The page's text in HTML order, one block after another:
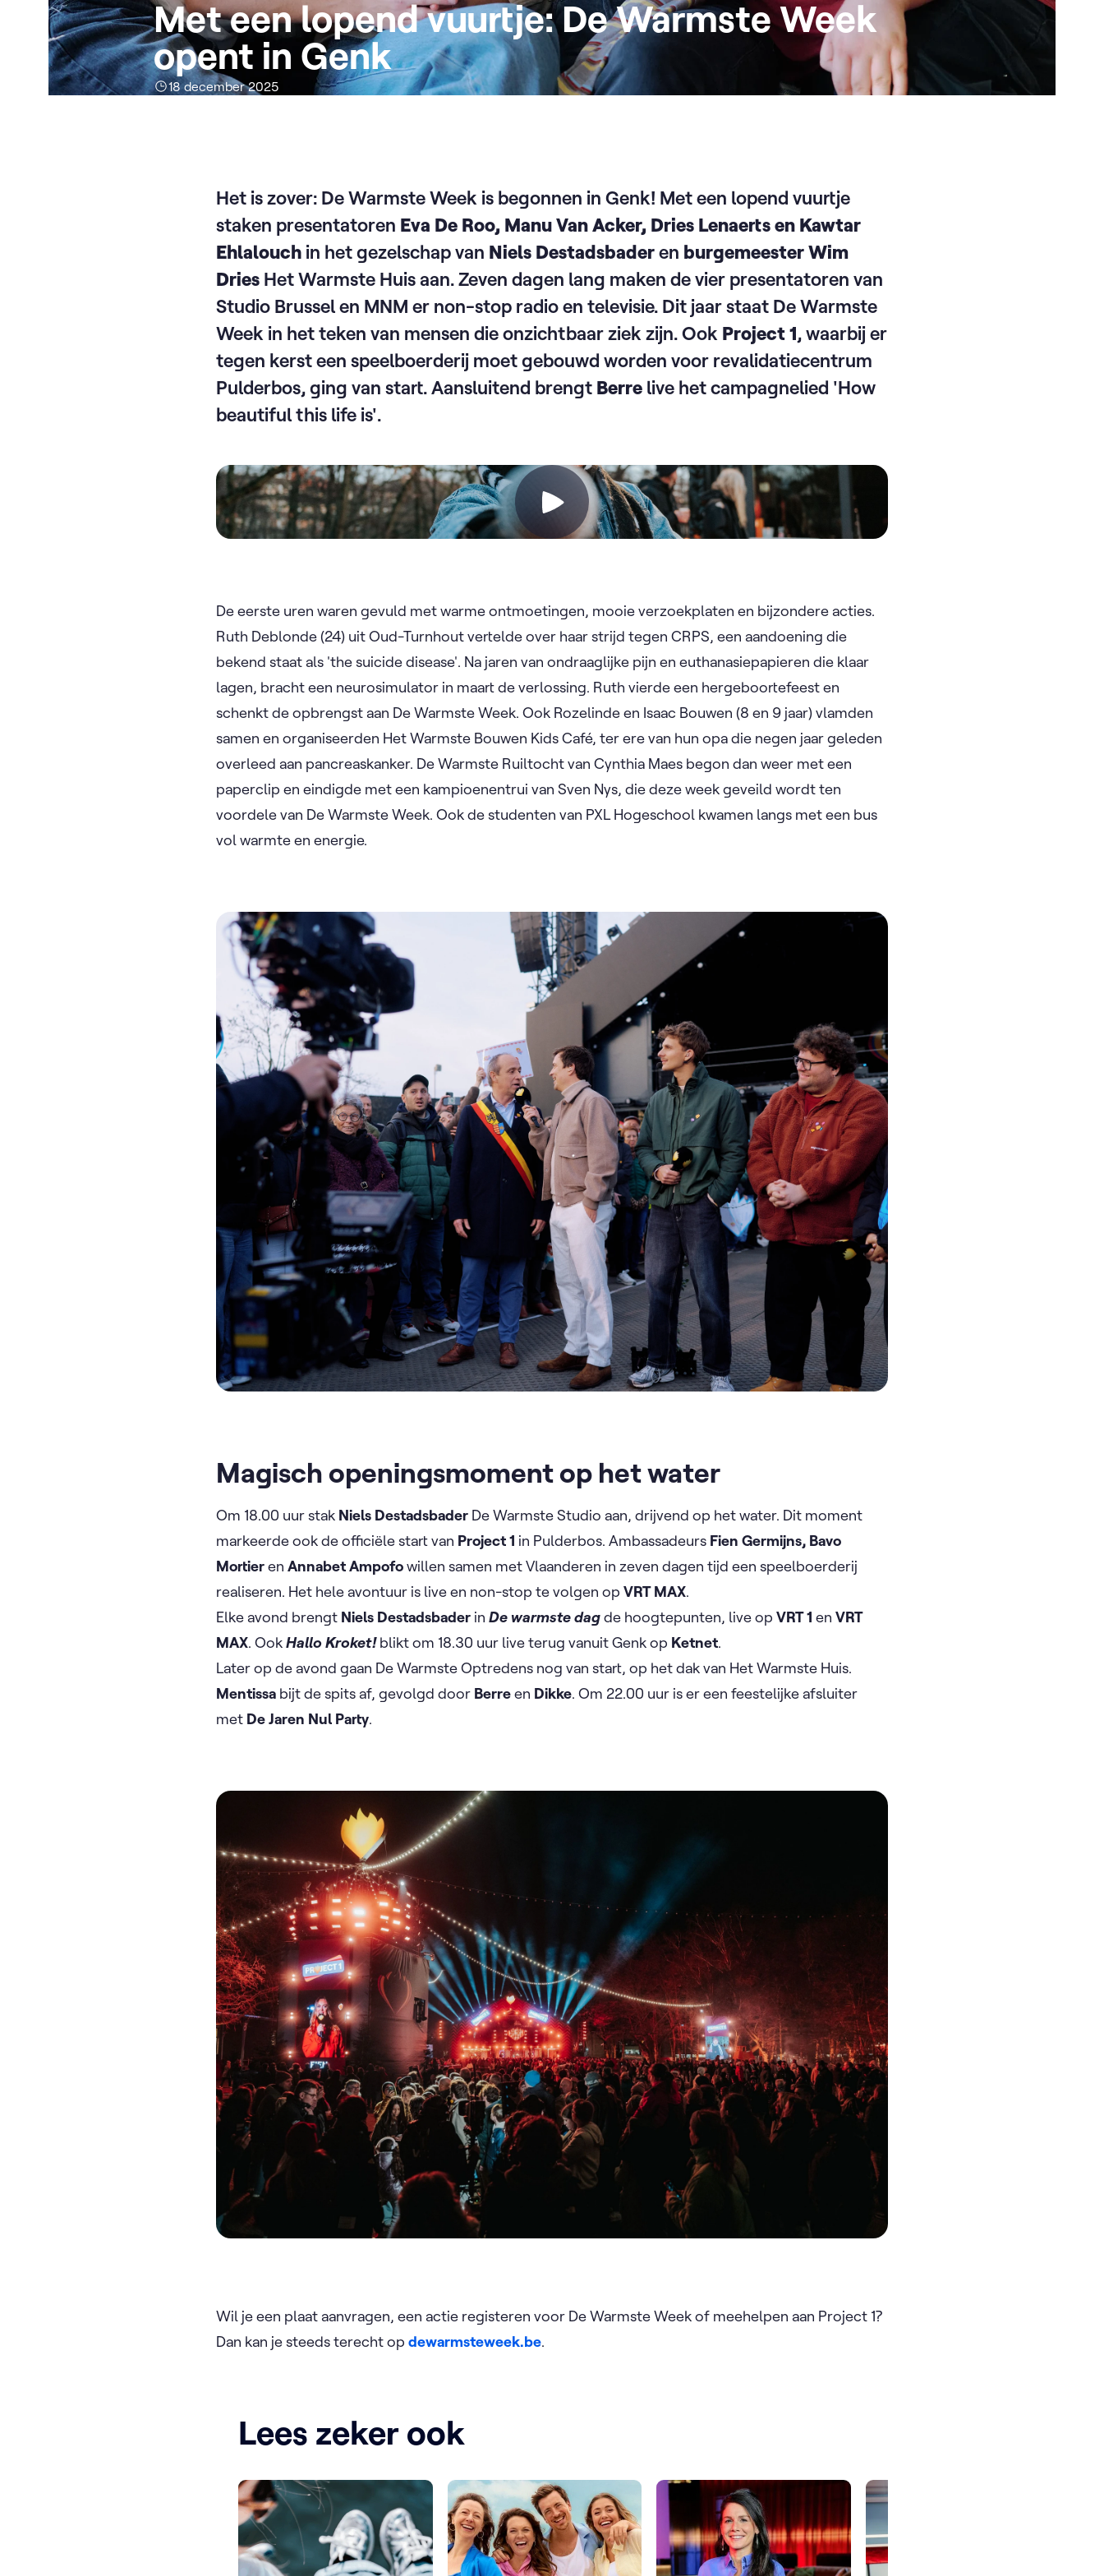
Met een lopend vuurtje: De Warmste Week
opent in Genk
18 december 2025
Het is zover: De Warmste Week is begonnen in Genk! Met een lopend vuurtje
staken presentatoren Eva De Roo, Manu Van Acker, Dries Lenaerts en Kawtar
Ehlalouch in het gezelschap van Niels Destadsbaderen burgemeester Wim
Dries Het Warmste Huis aan. Zeven dagen lang maken de vier presentatoren van
Studio Brussel en MNM er non-stop radio en televisie. Dit jaar staat De Warmste
Week in het teken van mensen die onzichtbaar ziek zijn. Ook Project 1, waarbij er
tegen kerst een speelboerderij moet gebouwd worden voor revalidatiecentrum
Pulderbos, ging van start. Aansluitend brengt Berre live het campagnelied 'How
beautiful this life is'.
Video
De eerste uren waren gevuld met warme ontmoetingen, mooie verzoekplaten en bijzondere acties.
Ruth Deblonde (24) uit Oud-Turnhout vertelde over haar strijd tegen CRPS, een aandoening die
bekend staat als 'the suicide disease'. Na jaren van ondraaglijke pijn en euthanasiepapieren die klaar
lagen, bracht een neurosimulator in maart de verlossing. Ruth vierde een hergeboortefeest en
schenkt de opbrengst aan De Warmste Week. Ook Rozelinde en Isaac Bouwen (8 en 9 jaar) vlamden
samen en organiseerden Het Warmste Bouwen Kids Café, ter ere van hun opa die negen jaar geleden
overleed aan pancreaskanker. De Warmste Ruiltocht van Cynthia Maes begon dan weer met een
paperclip en eindigde met een kampioenentrui van Sven Nys, die deze week geveild wordt ten
voordele van De Warmste Week. Ook de studenten van PXL Hogeschool kwamen langs met een bus
vol warmte en energie.
Magisch openingsmoment op het water
Om 18.00 uur stak Niels Destadsbader De Warmste Studio aan, drijvend op het water. Dit moment
markeerde ook de officiële start van Project 1 in Pulderbos. Ambassadeurs Fien Germijns, Bavo
MortierenAnnabet Ampofowillen samen met Vlaanderen in zeven dagen tijd een speelboerderij
realiseren. Het hele avontuur is live en non-stop te volgen opVRT MAX.
Elke avond brengt Niels Destadsbader inDe warmste dagde hoogtepunten, live opVRT 1 enVRT
MAX. OokHallo Kroket!blikt om 18.30 uur live terug vanuit Genk op Ketnet.
Later op de avond gaan De Warmste Optredens nog van start, op het dak van Het Warmste Huis.
Mentissa bijt de spits af, gevolgd door Berreen Dikke. Om 22.00 uur is er een feestelijke afsluiter
met De Jaren Nul Party.
Wil je een plaat aanvragen, een actie registeren voor De Warmste Week of meehelpen aan Project 1?
Dan kan je steeds terecht opdewarmsteweek.be. ​
Lees zeker ook